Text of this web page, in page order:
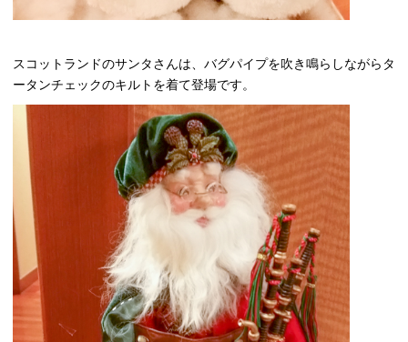
スコットランドのサンタさんは、バグパイプを吹き鳴らしながらタ
ータンチェックのキルトを着て登場です。